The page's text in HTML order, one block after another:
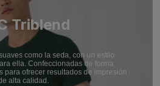
Triblend
como la seda, con un estilo
ella. Confeccionadas de forma
para ofrecer resultados de impresión
alta calidad.